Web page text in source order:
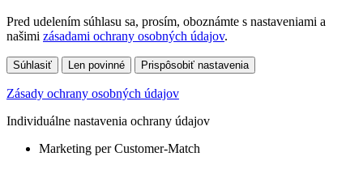
Pred udelením súhlasu sa, prosím, oboznámte s nastaveniami a
našimi zásadami ochrany osobných údajov.
Súhlasiť Len povinné Prispôsobiť nastavenia
Zásady ochrany osobných údajov
Individuálne nastavenia ochrany údajov
Marketing per Customer-Match